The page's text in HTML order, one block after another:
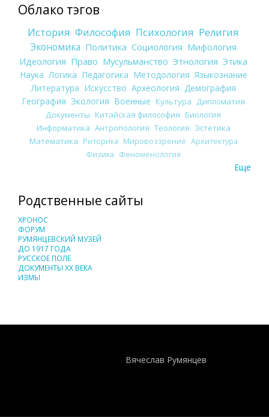
Облако тэгов
История Философия Психология Религия
Экономика Политика Социология Мифология
Идеология Право Мусульманство Этнология Этика
Наука Логика Педагогика Методология Языкознание
Литература Искусство Археология Демография
География Экология Военные Культура
Дипломатия
Документы Китайская философия Биология
Информатика Антропология Теология Эстетика
Математика Риторика Мировоззрение Архитектура
Физика Феноменология
Еще
Родственные сайты
ХРОНОС
ФОРУМ
РУМЯНЦЕВСКИЙ МУЗЕЙ
ДО 1917 ГОДА
РУССКОЕ ПОЛЕ
ДОКУМЕНТЫ XX ВЕКА
ИЗМЫ
Вячеслав Румянцев